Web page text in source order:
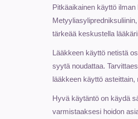
Pitkäaikainen käyttö
tärkeää keskustella
Lääkkeen käyttö netistä
syytä noudattaa.
lääkkeen käyttö
Hyvä käytäntö on käydä
varmistaaksesi hoidon